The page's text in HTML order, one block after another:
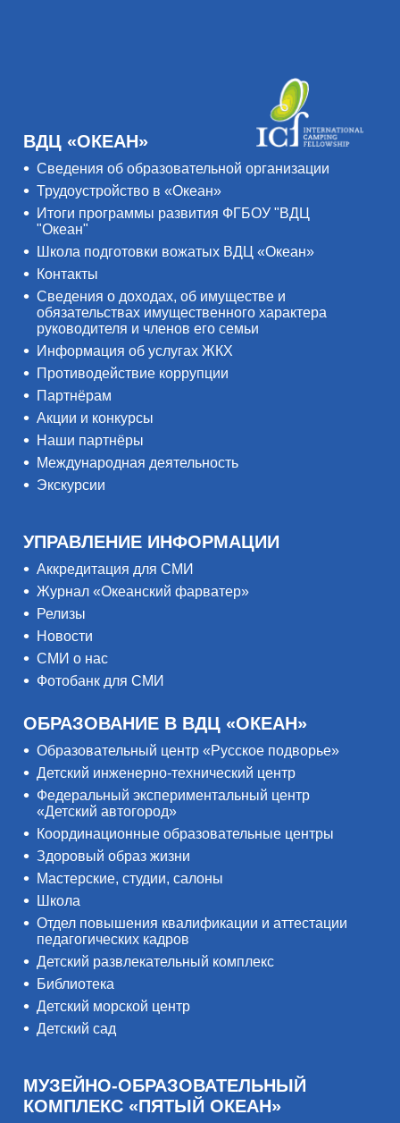
ВДЦ «ОКЕАН»
Сведения об образовательной организации
Трудоустройство в «Океан»
Итоги программы развития ФГБОУ "ВДЦ
"Океан"
Школа подготовки вожатых ВДЦ «Океан»
Контакты
Сведения о доходах, об имуществе и
обязательствах имущественного характера
руководителя и членов его семьи
Информация об услугах ЖКХ
Противодействие коррупции
Партнёрам
Акции и конкурсы
Наши партнёры
Международная деятельность
Экскурсии
УПРАВЛЕНИЕ ИНФОРМАЦИИ
Аккредитация для СМИ
Журнал «Океанский фарватер»
Релизы
Новости
СМИ о нас
Фотобанк для СМИ
ОБРАЗОВАНИЕ В ВДЦ «ОКЕАН»
Образовательный центр «Русское подворье»
Детский инженерно-технический центр
Федеральный экспериментальный центр
«Детский автогород»
Координационные образовательные центры
Здоровый образ жизни
Мастерские, студии, салоны
Школа
Отдел повышения квалификации и аттестации
педагогических кадров
Детский развлекательный комплекс
Библиотека
Детский морской центр
Детский сад
МУЗЕЙНО-ОБРАЗОВАТЕЛЬНЫЙ
КОМПЛЕКС «ПЯТЫЙ ОКЕАН»